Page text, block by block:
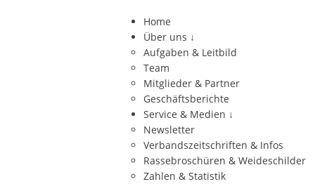
Home
Über uns ↓
Aufgaben & Leitbild
Team
Mitglieder & Partner
Geschäftsberichte
Service & Medien ↓
Newsletter
Verbandszeitschriften & Infos
Rassebroschüren & Weideschilder
Zahlen & Statistik